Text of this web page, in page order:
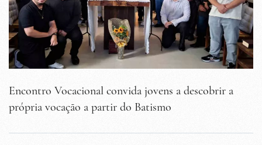
Encontro Vocacional convida jovens a descobrir a
própria vocação a partir do Batismo